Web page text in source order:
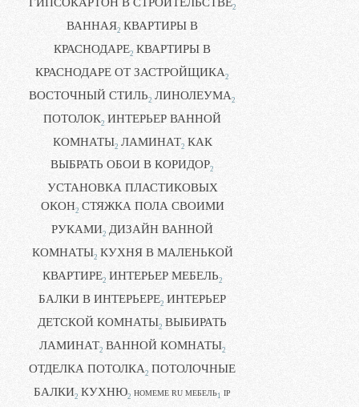
2
ВАННАЯ2 КВАРТИРЫ В
КРАСНОДАРЕ2 КВАРТИРЫ В
КРАСНОДАРЕ ОТ ЗАСТРОЙЩИКА2
ВОСТОЧНЫЙ СТИЛЬ2 ЛИНОЛЕУМА2
ПОТОЛОК2 ИНТЕРЬЕР ВАННОЙ
КОМНАТЫ2 ЛАМИНАТ2 КАК
ВЫБРАТЬ ОБОИ В КОРИДОР2
УСТАНОВКА ПЛАСТИКОВЫХ
ОКОН2 СТЯЖКА ПОЛА СВОИМИ
РУКАМИ2 ДИЗАЙН ВАННОЙ
КОМНАТЫ2 КУХНЯ В МАЛЕНЬКОЙ
КВАРТИРЕ2 ИНТЕРЬЕР МЕБЕЛЬ2
БАЛКИ В ИНТЕРЬЕРЕ2 ИНТЕРЬЕР
ДЕТСКОЙ КОМНАТЫ2 ВЫБИРАТЬ
ЛАМИНАТ2 ВАННОЙ КОМНАТЫ2
ОТДЕЛКА ПОТОЛКА2 ПОТОЛОЧНЫЕ
БАЛКИ2 КУХНЮ2 HOMEME RU МЕБЕЛЬ1 IP